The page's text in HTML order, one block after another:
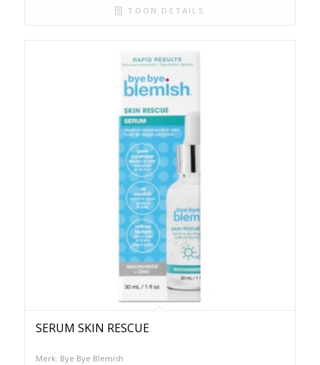
TOON DETAILS
SERUM SKIN RESCUE
Merk: Bye Bye Blemish